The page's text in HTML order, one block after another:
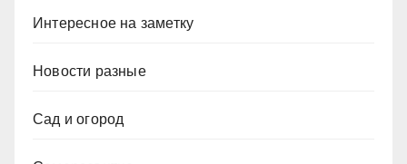
Интересное на заметку
Новости разные
Сад и огород